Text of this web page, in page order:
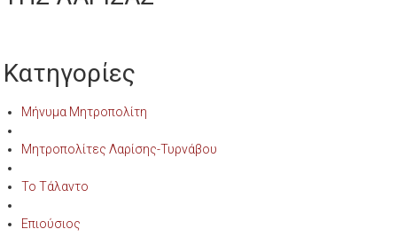
Κατηγορίες
Μήνυμα Μητροπολίτη
Μητροπολίτες Λαρίσης-Τυρνάβου
Το Τάλαντο
Επιούσιος